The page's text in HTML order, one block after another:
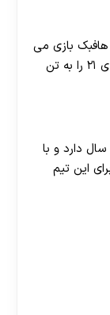
در پست هافبک بازی می
کند. او با قدی حدود ۱.۸۰ متر پیراهن شماره ی ۲۱ را به تن
این بازیکن هافبک فرانسوی در حال حاضر ۲۲ سال دارد و با
حدود ۱.۷۵ متر در پیراهن شماره ی ۱۰ برای این تیم